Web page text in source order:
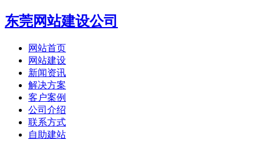
东莞网站建设公司
网站首页
网站建设
新闻资讯
解决方案
客户案例
公司介绍
联系方式
自助建站